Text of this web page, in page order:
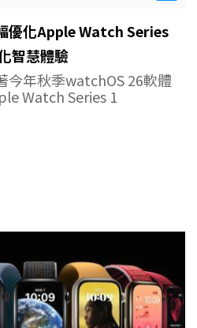
優化Apple Watch Series
智慧體驗
今年秋季watchOS 26軟體
Watch Series 1